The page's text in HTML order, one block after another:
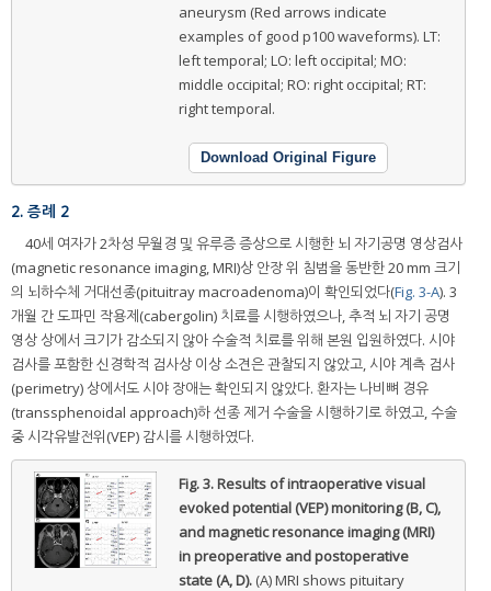
aneurysm (Red arrows indicate
examples of good p100 waveforms). LT:
left temporal; LO: left occipital; MO:
middle occipital; RO: right occipital; RT:
right temporal.
Download Original Figure
2. 증례 2
40세 여자가 2차성 무월경 및 유루증 증상으로 시행한 뇌 자기공명 영상검사
(magnetic resonance imaging, MRI)상 안장 위 침범을 동반한 20 mm 크기
의 뇌하수체 거대선종(pituitray macroadenoma)이 확인되었다(Fig. 3-A). 3
개월 간 도파민 작용제(cabergolin) 치료를 시행하였으나, 추적 뇌 자기 공명
영상 상에서 크기가 감소되지 않아 수술적 치료를 위해 본원 입원하였다. 시야
검사를 포함한 신경학적 검사상 이상 소견은 관찰되지 않았고, 시야 계측 검사
(perimetry) 상에서도 시야 장애는 확인되지 않았다. 환자는 나비뼈 경유
(transsphenoidal approach)하 선종 제거 수술을 시행하기로 하였고, 수술
중 시각유발전위(VEP) 감시를 시행하였다.
Fig. 3.Results of intraoperative visual
evoked potential (VEP) monitoring (B, C),
and magnetic resonance imaging (MRI)
in preoperative and postoperative
state (A, D). (A) MRI shows pituitary